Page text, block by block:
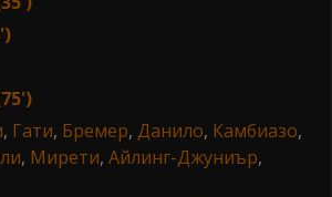
, Гати, Бремер, Данило, Камбиазо,
, Мирети, Айлинг-Джуниър,